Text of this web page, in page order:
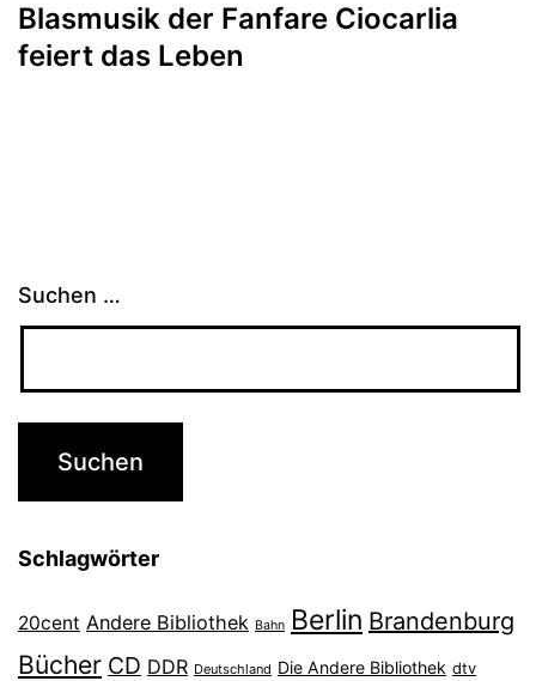
Blasmusik der Fanfare Ciocarlia
feiert das Leben
Suchen …
Schlagwörter
20cent Andere Bibliothek Bahn Berlin Brandenburg
Bücher CD DDR Deutschland Die Andere Bibliothek dtv